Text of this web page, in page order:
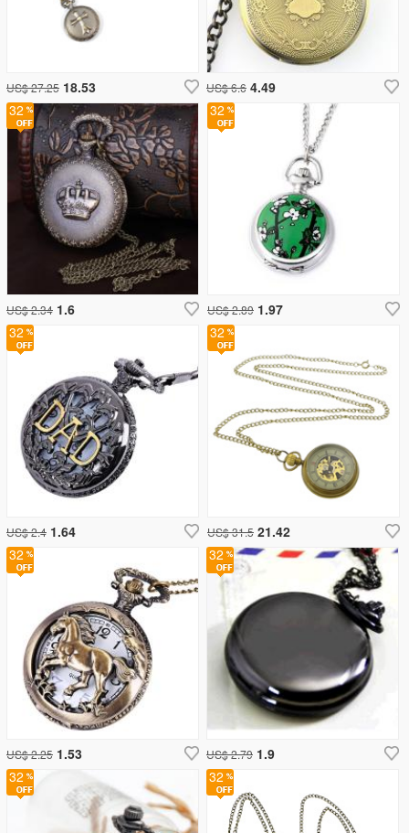
32
32
US$ 2.79 1.9
32
US$ 31.5 21.42
32
US$ 2.89 1.97
32
US$ 2.34 1.6
32
US$ 27.25 18.53 US$ 6.6 4.49
32
US$ 2.25 1.53
32
US$ 2.4 1.64